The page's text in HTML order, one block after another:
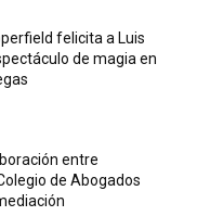
felicita a Luis
de magia en
entre
de Abogados